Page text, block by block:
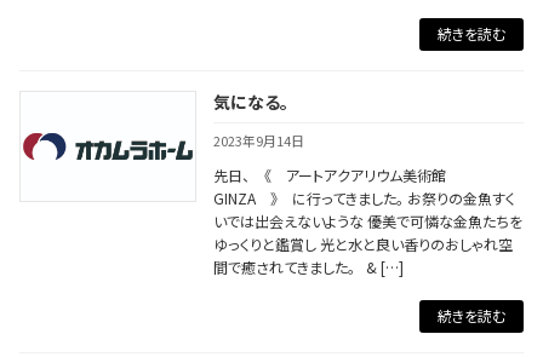
続きを読む
気になる。
2023年9月14日
先日、 《 アートアクアリウム美術館
GINZA 》 に行ってきました。 お祭りの金魚すく
いでは出会えないような 優美で可憐な金魚たちを
ゆっくりと鑑賞し 光と水と良い香りのおしゃれ空
間で癒されてきました。 & […]
続きを読む